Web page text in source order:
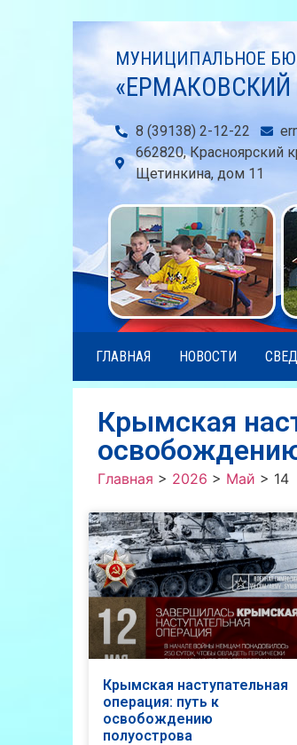
МУНИЦИПАЛЬНОЕ
8 (39138) 2-12-22
662820, Красноярский
Щетинкина, дом 11
ГЛАВНАЯ НОВОСТИ
Крымская
Главная > 2026 > Май > 14
Крымская наступательная
операция: путь к
освобождению
полуострова